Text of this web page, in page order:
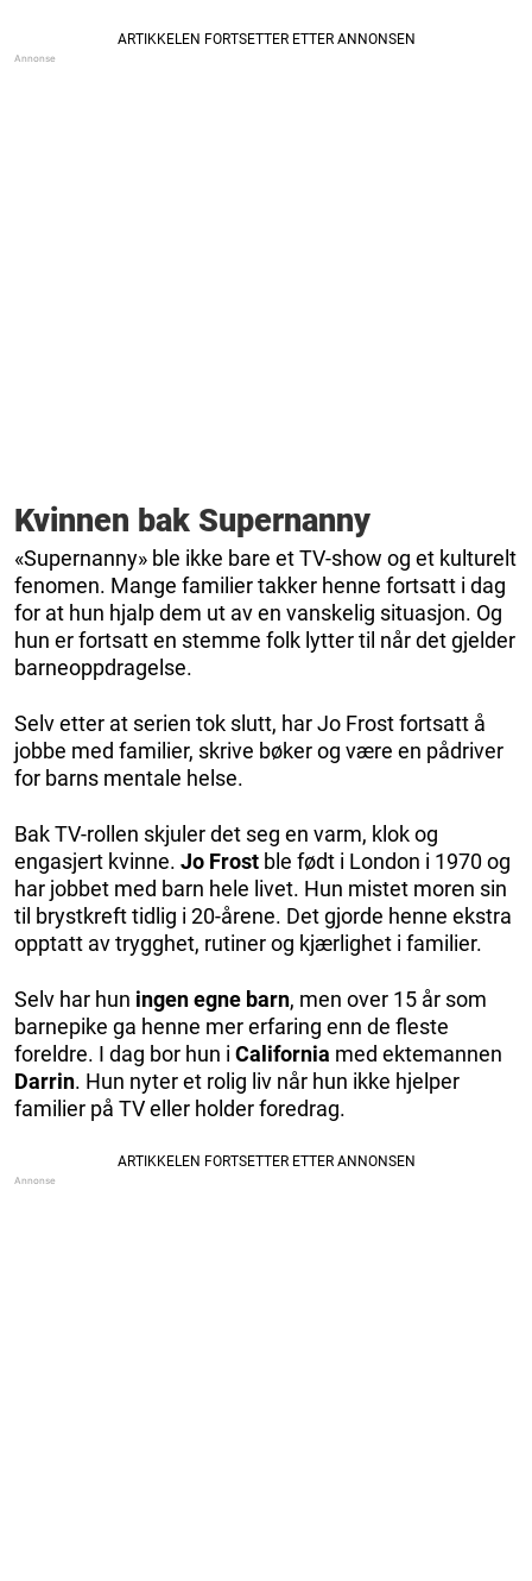
Kvinnen bak Supernanny
«Supernanny» ble ikke bare et TV-show og et kulturelt
fenomen. Mange familier takker henne fortsatt i dag
for at hun hjalp dem ut av en vanskelig situasjon. Og
hun er fortsatt en stemme folk lytter til når det gjelder
barneoppdragelse.
Selv etter at serien tok slutt, har Jo Frost fortsatt å
jobbe med familier, skrive bøker og være en pådriver
for barns mentale helse.
Bak TV-rollen skjuler det seg en varm, klok og
engasjert kvinne. Jo Frost ble født i London i 1970 og
har jobbet med barn hele livet. Hun mistet moren sin
til brystkreft tidlig i 20-årene. Det gjorde henne ekstra
opptatt av trygghet, rutiner og kjærlighet i familier.
Selv har hun ingen egne barn, men over 15 år som
barnepike ga henne mer erfaring enn de fleste
foreldre. I dag bor hun i California med ektemannen
Darrin. Hun nyter et rolig liv når hun ikke hjelper
familier på TV eller holder foredrag.